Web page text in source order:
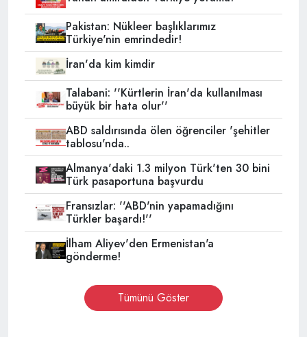
Pakistan: Nükleer başlıklarımız
Türkiye'nin emrindedir!
İran'da kim kimdir
Talabani: ''Kürtlerin İran'da kullanılması
büyük bir hata olur''
ABD saldırısında ölen öğrenciler 'şehitler
tablosu'nda..
Almanya'daki 1.3 milyon Türk'ten 30 bini
Türk pasaportuna başvurdu
Fransızlar: ''ABD'nin yapamadığını
Türkler başardı!''
İlham Aliyev'den Ermenistan'a
gönderme!
Tümünü Göster